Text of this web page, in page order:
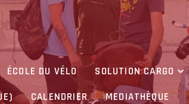
ÉCOLE DU VÉLO SOLUTION CARGO
CALENDRIER MEDIATHÈQUE